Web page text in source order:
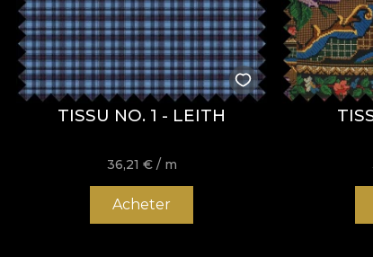
TISSU NO. 1 - LEITH
36,21 € / m
Acheter